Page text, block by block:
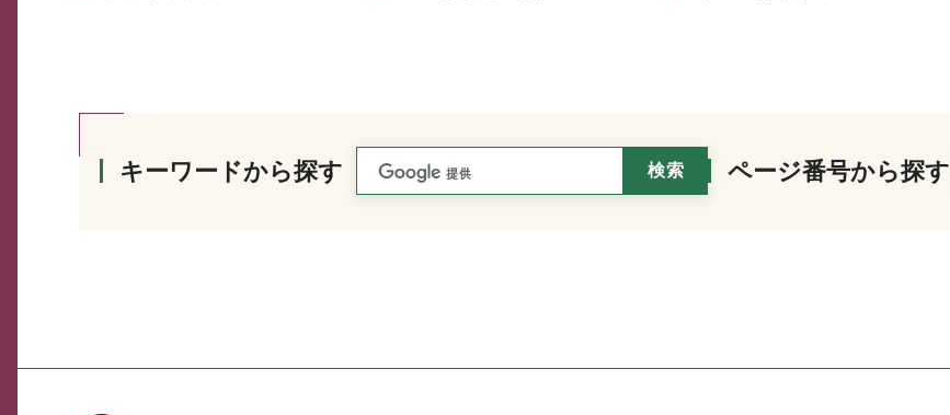
キーワードから探す ページ番号から探す